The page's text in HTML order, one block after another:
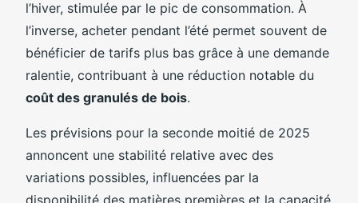
l’hiver, stimulée par le pic de consommation. À
l’inverse, acheter pendant l’été permet souvent de
bénéficier de tarifs plus bas grâce à une demande
ralentie, contribuant à une réduction notable du
coût des granulés de bois.
Les prévisions pour la seconde moitié de 2025
annoncent une stabilité relative avec des
variations possibles, influencées par la
disponibilité des matières premières et la capacité